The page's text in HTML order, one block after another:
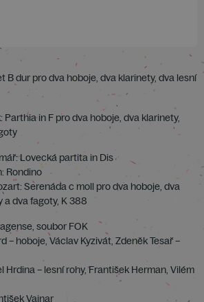
B dur pro dva hoboje, dva klarinety, dva lesní
Parthia in F pro dva hoboje, dva klarinety,
Lovecká partita in Dis
Rondino
Serenáda c moll pro dva hoboje, dva
a dva fagoty, K 388
soubor FOK
– hoboje, Václav Kyzivát, Zdeněk Tesař –
Hrdina – lesní rohy, František Herman, Vilém
Vajnar